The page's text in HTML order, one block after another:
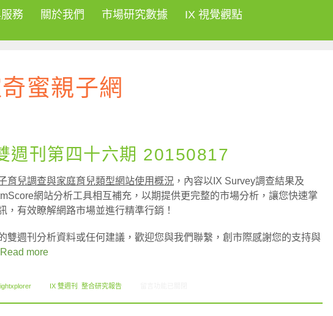
務 關於我們 市場研究數據 IX 視覺觀點
蜜親子網
週刊第四十六期 20150817
育兒調查與家庭育兒類型網站使用概況 ，內容以IX Survey調查結果及
網站分析工具相互補充，以期提供更完整的市場分析，讓您快速掌
，有效瞭解網路市場並進行精準行銷！
雙週刊分析資料或任何建議，歡迎您與我們聯繫，創市際感謝您的支持與
Read more
IX 雙週刊 整合研究報告